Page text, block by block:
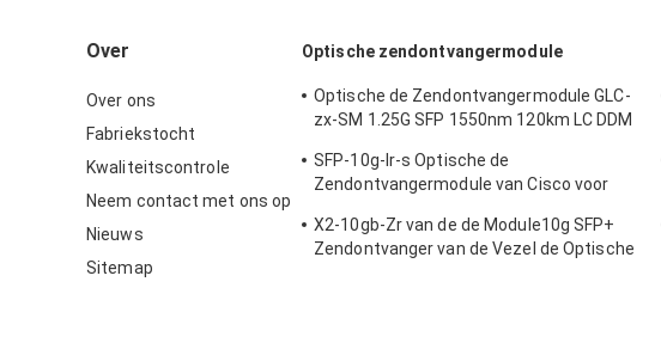
Over
Over ons
Fabriekstocht
Kwaliteitscontrole
Neem contact met ons op
Nieuws
Sitemap
Optische zendontvangermodule
Optische de Zendontvangermodule GLC-
zx-SM 1.25G SFP 1550nm 120km LC DDM
SFP-10g-lr-s Optische de
Zendontvangermodule van Cisco voor
Bedradingskast
X2-10gb-Zr van de de Module10g SFP+
Zendontvanger van de Vezel de Optische